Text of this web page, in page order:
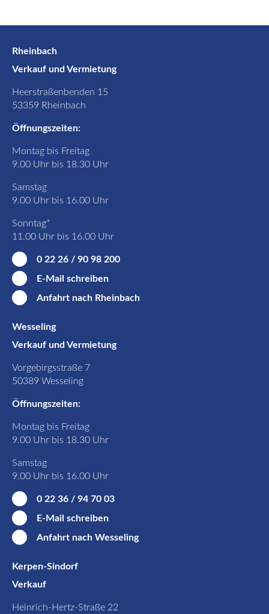
Rheinbach
Verkauf und Vermietung
Heerstraßenbenden 15
53359 Rheinbach
Öffnungszeiten:
Montag bis Freitag
9.00 Uhr bis 18.30 Uhr
Samstag
9.00 Uhr bis 16.00 Uhr
Sonntag*
11.00 Uhr bis 16.00 Uhr
0 22 26 / 90 98 200
E-Mail schreiben
Anfahrt nach Rheinbach
Wesseling
Verkauf und Vermietung
Vorgebirgsstraße 7
50389 Wesseling
Öffnungszeiten:
Montag bis Freitag
9.00 Uhr bis 18.30 Uhr
Samstag
9.00 Uhr bis 16.00 Uhr
0 22 36 / 94 70 03
E-Mail schreiben
Anfahrt nach Wesseling
Kerpen-Sindorf
Verkauf
Heinrich-Hertz-Straße 22